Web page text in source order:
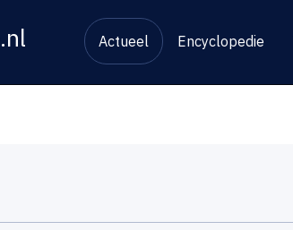
.nl Actueel Encyclopedie